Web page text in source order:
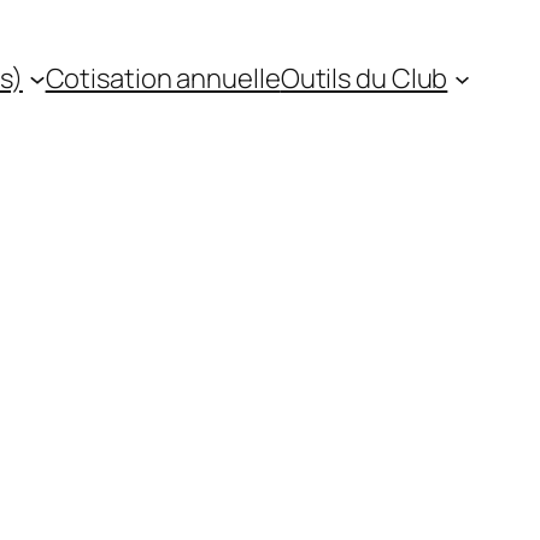
Cotisation annuelleOutils du Club